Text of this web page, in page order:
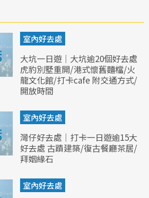
室內好去處
大坑一日遊｜大坑逾20個好去處
虎豹別墅重開/港式懷舊麵檔/火
龍文化館/打卡cafe 附交通方式/
開放時間
室內好去處
灣仔好去處｜打卡一日遊逾15大
好去處 古蹟建築/復古餐廳茶居/
拜姻緣石
室內好去處